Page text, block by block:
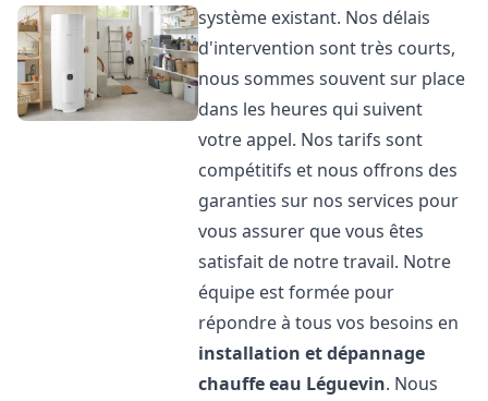
système existant. Nos délais
d'intervention sont très courts,
nous sommes souvent sur place
dans les heures qui suivent
votre appel. Nos tarifs sont
compétitifs et nous offrons des
garanties sur nos services pour
vous assurer que vous êtes
satisfait de notre travail. Notre
équipe est formée pour
répondre à tous vos besoins en
installation et dépannage
chauffe eau Léguevin. Nous